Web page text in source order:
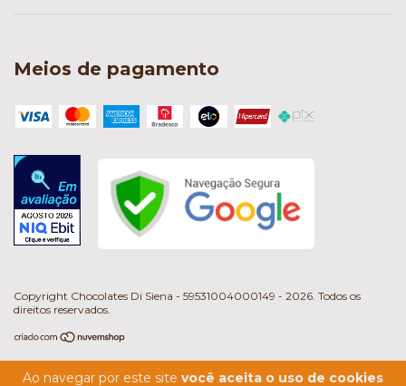
Ao navegar por este site você aceita o uso de cookies
Meios de pagamento
Copyright Chocolates Di Siena - 59531004000149 - 2026. Todos os
direitos reservados.